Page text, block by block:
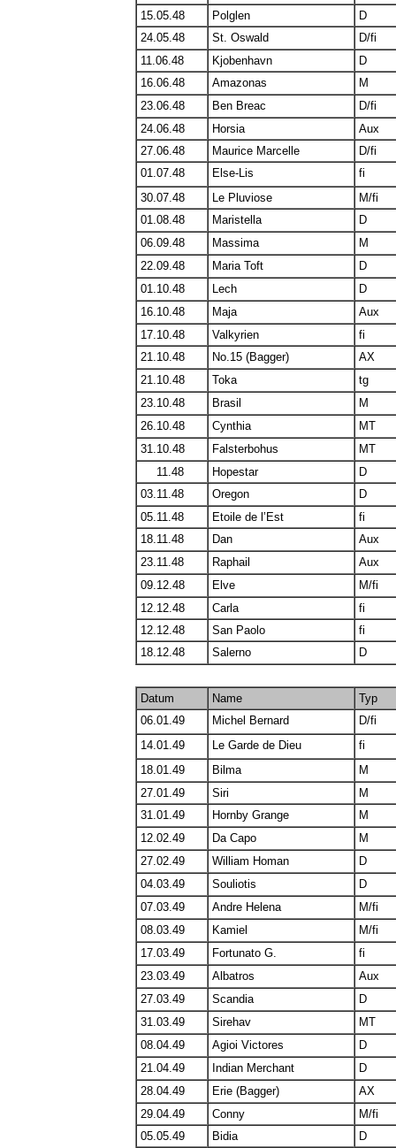
15.05.48
Polglen
D
24.05.48
St. Oswald
D/fi
11.06.48
Kjobenhavn
D
16.06.48
Amazonas
M
23.06.48
Ben Breac
D/fi
24.06.48
Horsia
Aux
27.06.48
Maurice Marcelle
D/fi
01.07.48
Else-Lis
fi
30.07.48
Le Pluviose
M/fi
01.08.48
Maristella
D
06.09.48
Massima
M
22.09.48
Maria Toft
D
01.10.48
Lech
D
16.10.48
Maja
Aux
17.10.48
Valkyrien
fi
21.10.48
No.15 (Bagger)
AX
21.10.48
Toka
tg
23.10.48
Brasil
M
26.10.48
Cynthia
MT
31.10.48
Falsterbohus
MT
11.48 Hopestar
D
03.11.48
Oregon
D
05.11.48
Etoile de l’Est
fi
18.11.48
Dan
Aux
23.11.48
Raphail
Aux
09.12.48
Elve
M/fi
12.12.48
Carla
fi
12.12.48
San Paolo
fi
18.12.48
Salerno D
Datum Name
Typ
06.01.49
Michel Bernard
D/fi
14.01.49
Le Garde de Dieu
fi
18.01.49
Bilma
M
27.01.49
Siri
M
31.01.49
Hornby Grange
M
12.02.49
Da Capo
M
27.02.49
William Homan
D
04.03.49
Souliotis
D
07.03.49
Andre Helena
M/fi
08.03.49
Kamiel
M/fi
17.03.49
Fortunato G.
fi
23.03.49
Albatros
Aux
27.03.49
Scandia
D
31.03.49
Sirehav
MT
08.04.49
Agioi Victores
D
21.04.49
Indian Merchant
D
28.04.49
Erie (Bagger)
AX
29.04.49
Conny
M/fi
05.05.49
Bidia
D